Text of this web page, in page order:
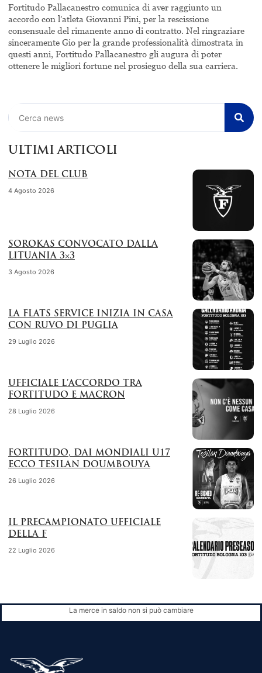
Fortitudo Pallacanestro comunica di aver raggiunto un
accordo con l’atleta Giovanni Pini, per la rescissione
consensuale del rimanente anno di contratto. Nel ringraziare
sinceramente Gio per la grande professionalità dimostrata in
questi anni, Fortitudo Pallacanestro gli augura di poter
ottenere le migliori fortune nel prosieguo della sua carriera.
ULTIMI ARTICOLI
NOTA DEL CLUB
4 Agosto 2026
SOROKAS CONVOCATO DALLA
LITUANIA 3×3
3 Agosto 2026
LA FLATS SERVICE INIZIA IN CASA
CON RUVO DI PUGLIA
29 Luglio 2026
UFFICIALE L’ACCORDO TRA
FORTITUDO E MACRON
28 Luglio 2026
FORTITUDO, DAI MONDIALI U17
ECCO TESILAN DOUMBOUYA
26 Luglio 2026
IL PRECAMPIONATO UFFICIALE
DELLA F
22 Luglio 2026
La merce in saldo non si può cambiare